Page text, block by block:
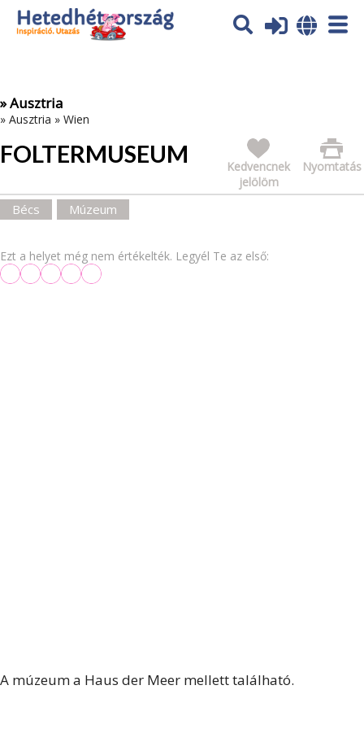
Az oldal sütiket (cookies) használ. További tájékoztatás itt:
Adatvédelmi tájékoztató
» Ausztria
» Ausztria » Wien
FOLTERMUSEUM Nyomtatás
Kedvencnek
jelölöm
Bécs Múzeum
Ezt a helyet még nem értékelték. Legyél Te az első:
A múzeum a Haus der Meer mellett található.